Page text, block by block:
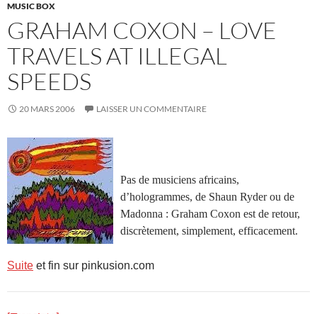
MUSIC BOX
GRAHAM COXON – LOVE
TRAVELS AT ILLEGAL
SPEEDS
20 MARS 2006 LAISSER UN COMMENTAIRE
Pas de musiciens africains,
d’hologrammes, de Shaun Ryder ou de
Madonna : Graham Coxon est de retour,
discrètement, simplement, efficacement.
Suite et fin sur pinkusion.com